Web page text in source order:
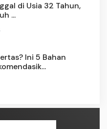
di Usia 32 Tahun,
...
Ini 5 Bahan